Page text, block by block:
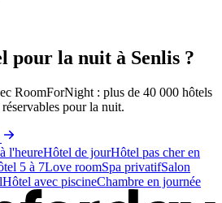
pour la nuit à Senlis ?
RoomForNight : plus de 40 000 hôtels
pour la nuit.
500 €
l'heureHôtel de jourHôtel pas cher en
5 à 7Love roomSpa privatifSalon
Hôtel avec piscineChambre en journée